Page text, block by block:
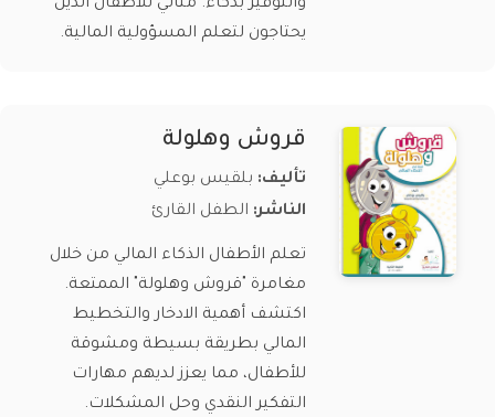
والتوفير بذكاء. مثالي للأطفال الذين
يحتاجون لتعلم المسؤولية المالية.
قروش وهلولة
تأليف: بلقيس بوعلي
الناشر: الطفل القارئ
تعلم الأطفال الذكاء المالي من خلال
مغامرة "قروش وهلولة" الممتعة.
اكتشف أهمية الادخار والتخطيط
المالي بطريقة بسيطة ومشوقة
للأطفال، مما يعزز لديهم مهارات
التفكير النقدي وحل المشكلات.